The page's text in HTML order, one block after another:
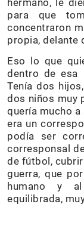
hermano, le
para que
concentraron
propia, delante
Eso lo que
dentro de esa
Tenía dos
dos niños muy
quería mucho a
era un
podía ser
corresponsal
de fútbol,
guerra, que
humano y
equilibrada,